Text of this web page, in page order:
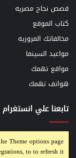
قصص نجاح مصريه
كتاب الموقع
مخالفاتك المروريه
مواعيد السينما
مواقع تهمك
هواتف تهمك
تابعنا علي انستغرام
Theme options page
to to refresh it.